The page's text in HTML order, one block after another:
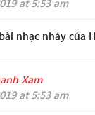
at 5:53 am
nhạc nhảy của
Xam
at 5:53 am